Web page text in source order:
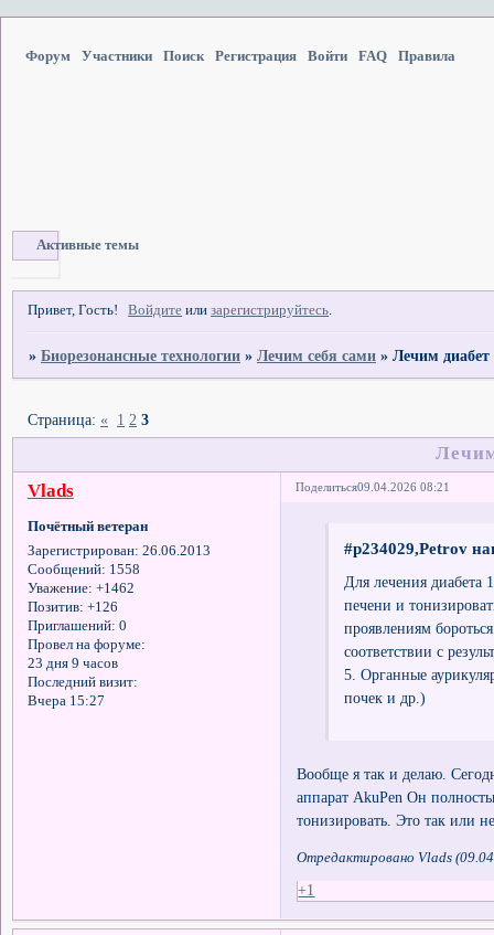
Форум Участники Поиск Регистрация Войти FAQ Правила
Активные темы
Привет, Гость! Войдите илизарегистрируйтесь.
»Биорезонансные технологии »Лечим себя сами »Лечим диабет
Страница: « 1 2 3
Поделиться09.04.2026 08:21
Vlads
Почётный ветеран
Зарегистрирован: 26.06.2013
Сообщений: 1558
Уважение: +1462
Позитив: +126
Приглашений: 0
Провел на форуме:
23 дня 9 часов
Последний визит:
Вчера 15:27
#p234029,Petrov
Для лечения диабета
печени и
проявлениям
соответствии с
5. Органные
почек и др.)
Вообще я так и делаю.
аппарат AkuPen Он
тонизировать. Это так или
Отредактировано Vlads
+1